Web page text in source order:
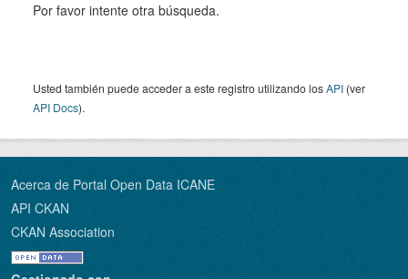
Por favor intente otra búsqueda.
Usted también puede acceder a este registro utilizando losAPI (ver
API Docs).
Acerca de Portal Open Data ICANE
API CKAN
CKAN Association